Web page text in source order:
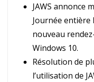
JAWS annonce
Journée entière
nouveau
Windows 10.
Résolution de
l’utilisation de